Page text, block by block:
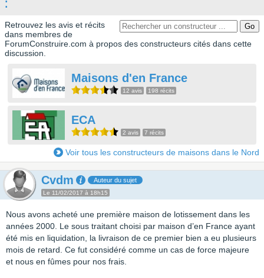
Retrouvez les avis et récits
dans membres de
ForumConstruire.com à propos des constructeurs cités dans cette
discussion.
Maisons d'en France
12 avis 198 récits
ECA
2 avis 7 récits
Voir tous les constructeurs de maisons dans le Nord
Cvdm Auteur du sujet
Le 11/02/2017 à 18h15
Nous avons acheté une première maison de lotissement dans les
années 2000. Le sous traitant choisi par maison d’en France ayant
été mis en liquidation, la livraison de ce premier bien a eu plusieurs
mois de retard. Ce fut considéré comme un cas de force majeure
et nous en fûmes pour nos frais.